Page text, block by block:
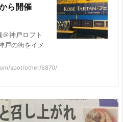
ら開催
＠神戸ロフト
戸の街をイメ
spot/other/5870/